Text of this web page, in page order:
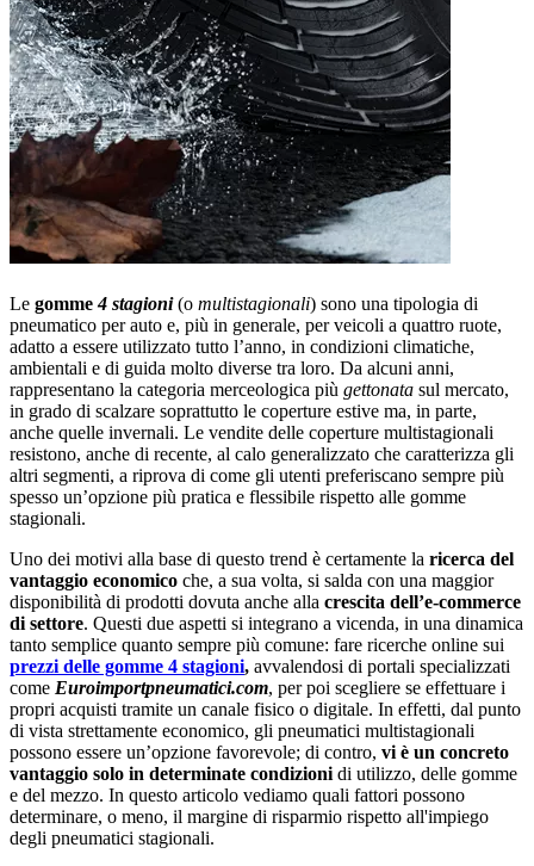
Le gomme4 stagioni (o multistagionali) sono una tipologia di
pneumatico per auto e, più in generale, per veicoli a quattro ruote,
adatto a essere utilizzato tutto l’anno, in condizioni climatiche,
ambientali e di guida molto diverse tra loro. Da alcuni anni,
rappresentano la categoria merceologica più gettonata sul mercato,
in grado di scalzare soprattutto le coperture estive ma, in parte,
anche quelle invernali. Le vendite delle coperture multistagionali
resistono, anche di recente, al calo generalizzato che caratterizza gli
altri segmenti, a riprova di come gli utenti preferiscano sempre più
spesso un’opzione più pratica e flessibile rispetto alle gomme
stagionali.
Uno dei motivi alla base di questo trend è certamente la ricerca del
vantaggio economico che, a sua volta, si salda con una maggior
disponibilità di prodotti dovuta anche alla crescita dell’e-commerce
di settore. Questi due aspetti si integrano a vicenda, in una dinamica
tanto semplice quanto sempre più comune: fare ricerche online sui
prezzi delle gomme 4 stagioni, avvalendosi di portali specializzati
come Euroimportpneumatici.com, per poi scegliere se effettuare i
propri acquisti tramite un canale fisico o digitale. In effetti, dal punto
di vista strettamente economico, gli pneumatici multistagionali
possono essere un’opzione favorevole; di contro, vi è un concreto
vantaggio solo in determinate condizioni di utilizzo, delle gomme
e del mezzo. In questo articolo vediamo quali fattori possono
determinare, o meno, il margine di risparmio rispetto all'impiego
degli pneumatici stagionali.